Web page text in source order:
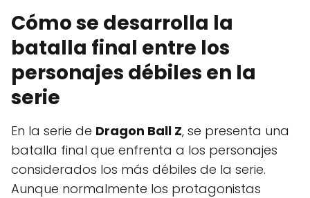
Cómo se desarrolla la
batalla final entre los
personajes débiles en la
serie
En la serie de Dragon Ball Z, se presenta una
batalla final que enfrenta a los personajes
considerados los más débiles de la serie.
Aunque normalmente los protagonistas